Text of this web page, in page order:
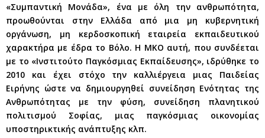
«Συμπαντική Μονάδα», ένα με όλη την ανθρωπότητα,
προωθούνται στην Ελλάδα από μια μη κυβερνητική
οργάνωση, μη κερδοσκοπική εταιρεία εκπαιδευτικού
χαρακτήρα με έδρα το Βόλο. Η ΜΚΟ αυτή, που συνδέεται
με το «Ινστιτούτο Παγκόσμιας Εκπαίδευσης», ιδρύθηκε το
2010 και έχει στόχο την καλλιέργεια μιας Παιδείας
Ειρήνης ώστε να δημιουργηθεί συνείδηση Ενότητας της
Ανθρωπότητας με την φύση, συνείδηση πλανητικού
πολιτισμού Σοφίας, μιας παγκόσμιας οικονομίας
υποστηρικτικής ανάπτυξης κλπ.